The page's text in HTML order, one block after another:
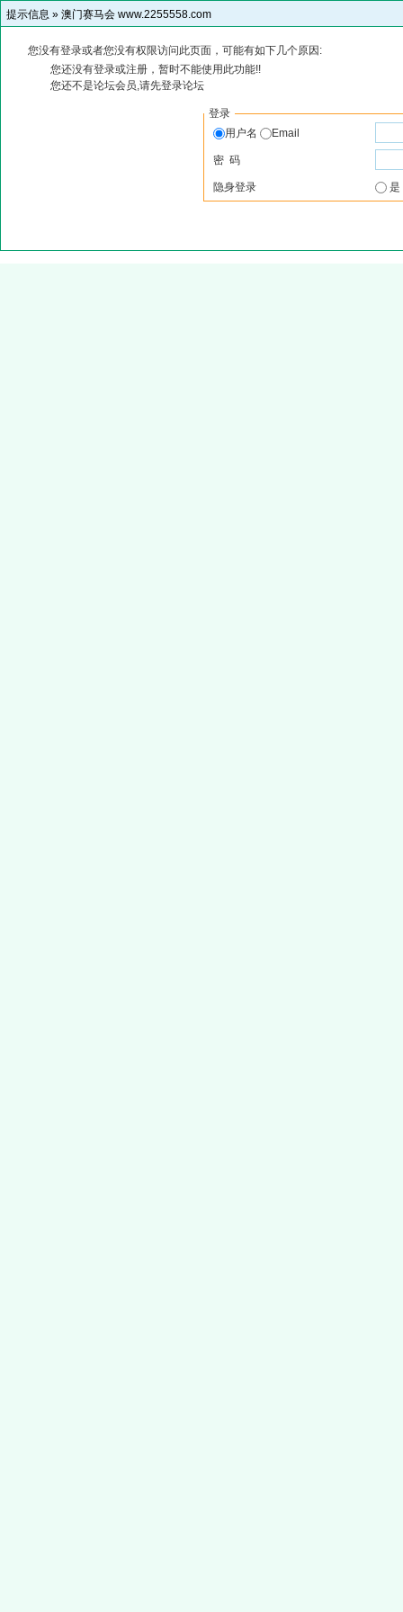
提示信息 » 澳门赛马会 www.2255558.com
您没有登录或者您没有权限访问此页面，可能有如下几个原因:
您还没有登录或注册，暂时不能使用此功能!!
您还不是论坛会员,请先登录论坛
登录
用户名
Email
密 码
隐身登录